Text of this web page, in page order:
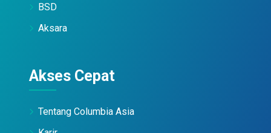
BSD
Aksara
Akses Cepat
Tentang Columbia Asia